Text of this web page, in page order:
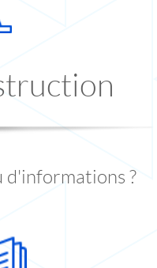
d'informations ?